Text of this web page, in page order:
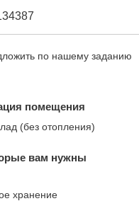
по нашему заданию
помещения
(без отопления)
вам нужны
хранение